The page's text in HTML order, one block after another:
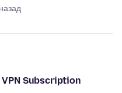
Subscription